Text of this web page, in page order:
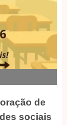
de
sociais